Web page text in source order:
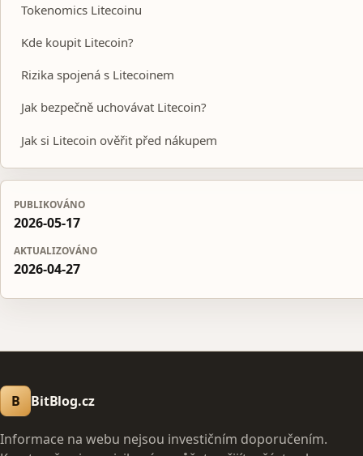
Tokenomics Litecoinu
Kde koupit Litecoin?
Rizika spojená s Litecoinem
Jak bezpečně uchovávat Litecoin?
Jak si Litecoin ověřit před nákupem
PUBLIKOVÁNO
2026-05-17
AKTUALIZOVÁNO
2026-04-27
B BitBlog.cz
Informace na webu nejsou investičním doporučením.